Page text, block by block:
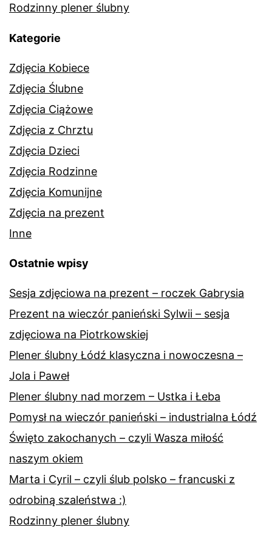
Rodzinny plener ślubny
Kategorie
Zdjęcia Kobiece
Zdjęcia Ślubne
Zdjęcia Ciążowe
Zdjęcia z Chrztu
Zdjęcia Dzieci
Zdjęcia Rodzinne
Zdjęcia Komunijne
Zdjęcia na prezent
Inne
Ostatnie wpisy
Sesja zdjęciowa na prezent – roczek Gabrysia
Prezent na wieczór panieński Sylwii – sesja
zdjęciowa na Piotrkowskiej
Plener ślubny Łódź klasyczna i nowoczesna –
Jola i Paweł
Plener ślubny nad morzem – Ustka i Łeba
Pomysł na wieczór panieński – industrialna Łódź
Święto zakochanych – czyli Wasza miłość
naszym okiem
Marta i Cyril – czyli ślub polsko – francuski z
odrobiną szaleństwa :)
Rodzinny plener ślubny